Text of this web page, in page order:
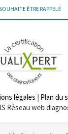
ÊTRE RAPPELÉ
légales | Plan du
Réseau web